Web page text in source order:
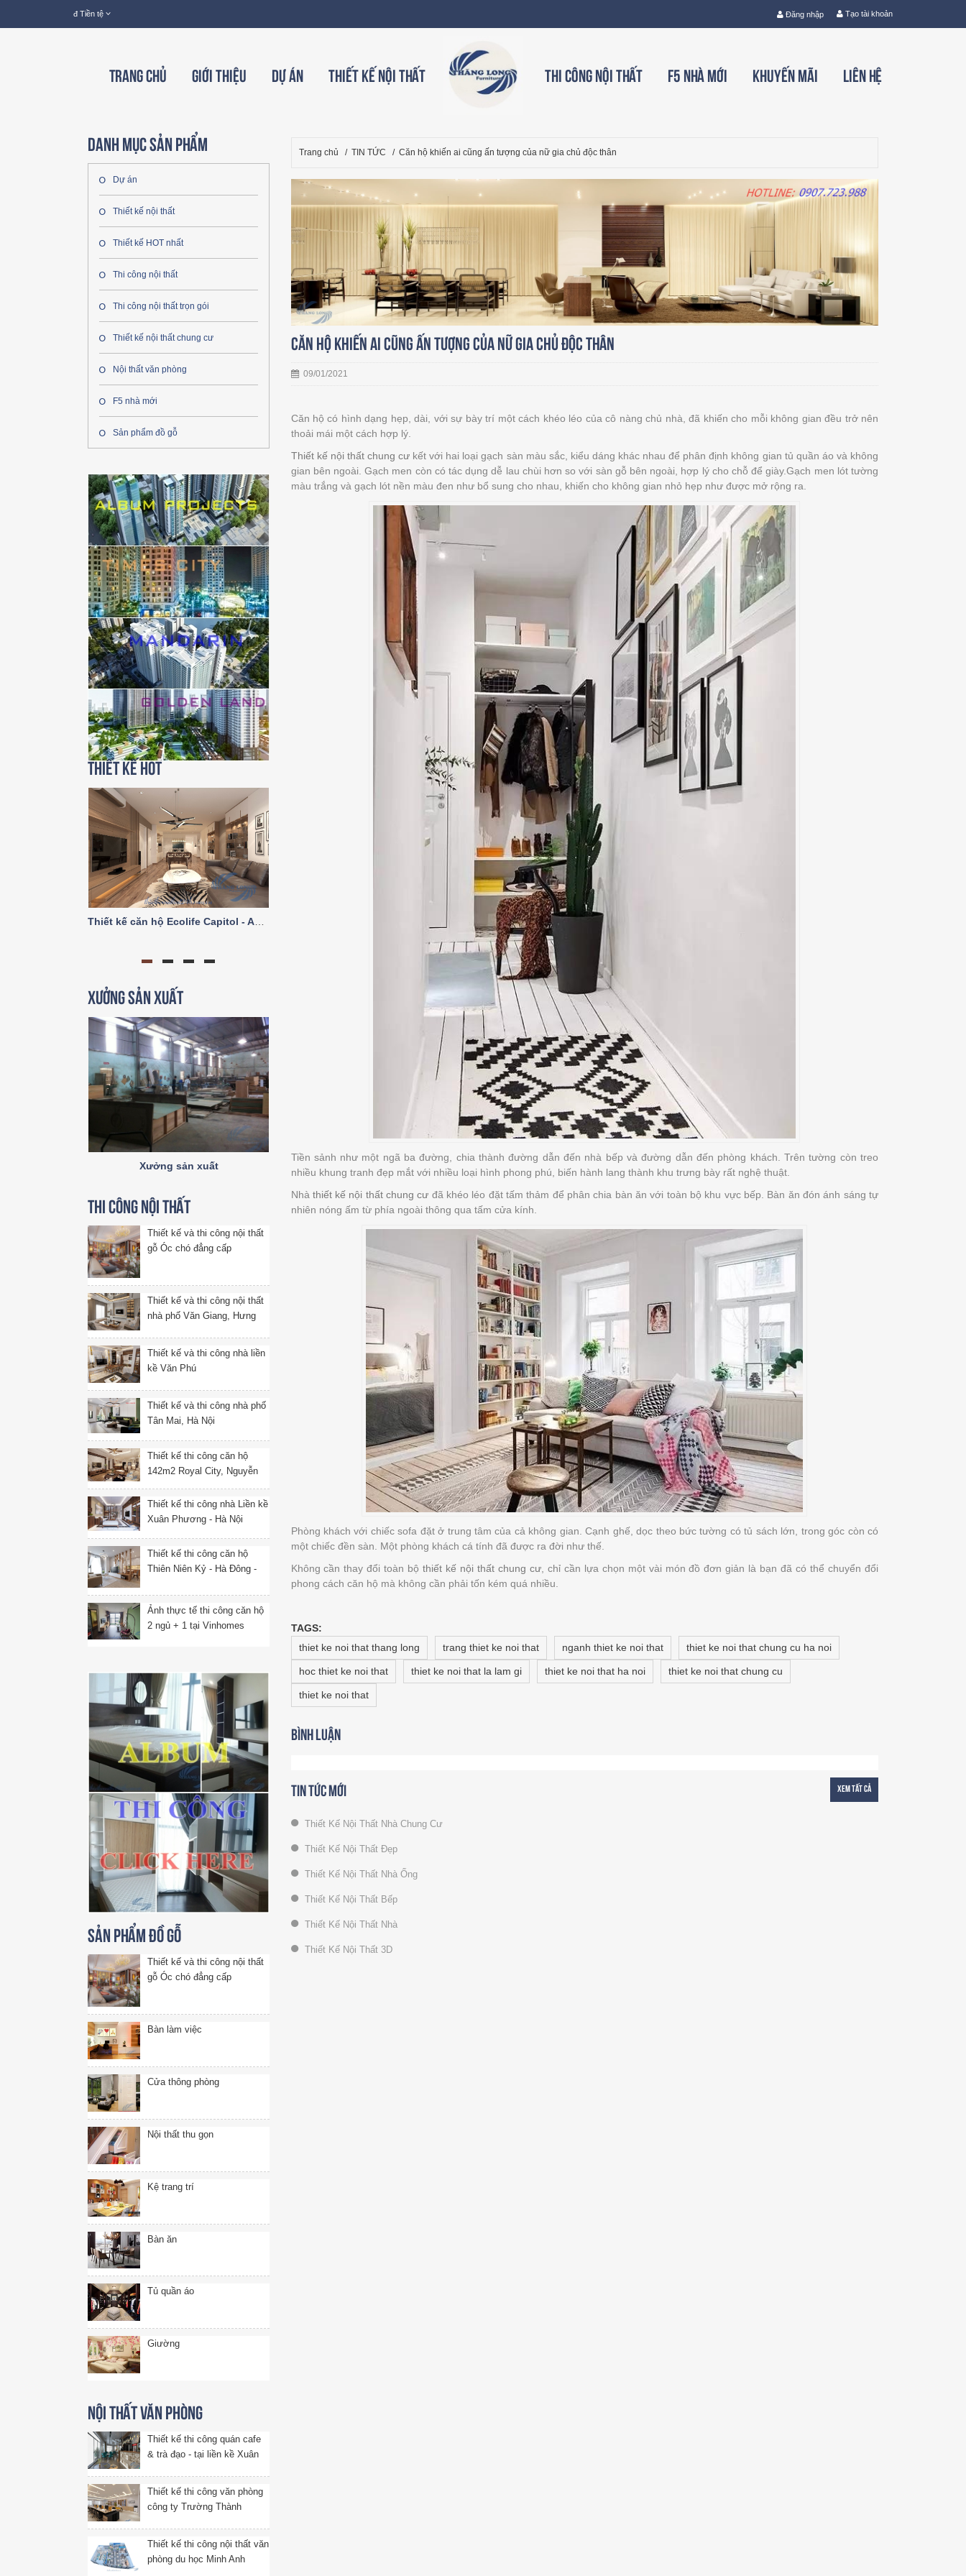
đ Tiền tệ Đăng nhập Tạo tài khoản
Trang chủ Giới thiệu Dự án Thiết kế nội thất Thi công nội thất F5 nhà mới Khuyến mãi Liên hệ
Danh mục sản phẩm
Dự án
Thiết kế nội thất
Thiết kế HOT nhất
Thi công nội thất
Thi công nội thất trọn gói
Thiết kế nội thất chung cư
Nội thất văn phòng
F5 nhà mới
Sản phẩm đồ gỗ
Thiết kế HOT
Thiết kế căn hộ Ecolife Capitol - A2 trục số 03
Thiết kế nội thất căn 78m2 Goldmark city
Xưởng sản xuất
Xưởng sản xuất
Thi công nội thất
Thiết kế và thi công nội thất
gỗ Óc chó đẳng cấp
Thiết kế và thi công nội thất
nhà phố Văn Giang, Hưng
Thiết kế và thi công nhà liền
kề Văn Phú
Thiết kế và thi công nhà phố
Tân Mai, Hà Nội
Thiết kế thi công căn hộ
142m2 Royal City, Nguyễn
Thiết kế thi công nhà Liền kề
Xuân Phương - Hà Nội
Thiết kế thi công căn hộ
Thiên Niên Kỷ - Hà Đông -
Ảnh thực tế thi công căn hộ
2 ngủ + 1 tại Vinhomes
Sản phẩm đồ gỗ
Thiết kế và thi công nội thất
gỗ Óc chó đẳng cấp
Bàn làm việc
Cửa thông phòng
Nội thất thu gọn
Kệ trang trí
Bàn ăn
Tủ quần áo
Giường
Nội thất văn phòng
Thiết kế thi công quán cafe
& trà đạo - tại liền kề Xuân
Thiết kế thi công văn phòng
công ty Trường Thành
Thiết kế thi công nội thất văn
phòng du học Minh Anh
Trang chủ / TIN TỨC / Căn hộ khiến ai cũng ấn tượng của nữ gia chủ độc thân
Căn hộ khiến ai cũng ấn tượng của nữ gia chủ độc thân
09/01/2021
Căn hộ có hình dạng hẹp, dài, với sự bày trí một cách khéo léo của cô nàng chủ nhà, đã khiến cho mỗi không gian đều trở nên
thoải mái một cách hợp lý.
Thiết kế nội thất chung cưkết với hai loại gạch sàn màu sắc, kiểu dáng khác nhau để phân định không gian tủ quần áo và không
gian bên ngoài. Gạch men còn có tác dụng dễ lau chùi hơn so với sàn gỗ bên ngoài, hợp lý cho chỗ để giày.Gạch men lót tường
màu trắng và gạch lót nền màu đen như bổ sung cho nhau, khiến cho không gian nhỏ hẹp như được mở rộng ra.
Tiền sảnh như một ngã ba đường, chia thành đường dẫn đến nhà bếp và đường dẫn đến phòng khách. Trên tường còn treo
nhiều khung tranh đẹp mắt với nhiều loại hình phong phú, biến hành lang thành khu trưng bày rất nghệ thuật.
Nhà thiết kế nội thất chung cư đã khéo léo đặt tấm thảm để phân chia bàn ăn với toàn bộ khu vực bếp. Bàn ăn đón ánh sáng tự
nhiên nóng ấm từ phía ngoài thông qua tấm cửa kính.
Phòng khách với chiếc sofa đặt ở trung tâm của cả không gian. Cạnh ghế, dọc theo bức tường có tủ sách lớn, trong góc còn có
một chiếc đền sàn. Một phòng khách cá tính đã được ra đời như thế.
Không cần thay đổi toàn bộthiết kế nội thất chung cư, chỉ cần lựa chọn một vài món đồ đơn giản là bạn đã có thể chuyển đổi
phong cách căn hộ mà không cần phải tốn kém quá nhiều.
TAGS:
thiet ke noi that thang long
trang thiet ke noi that nganh thiet ke noi that thiet ke noi that chung cu ha noi
hoc thiet ke noi that thiet ke noi that la lam gi thiet ke noi that ha noi thiet ke noi that chung cu
thiet ke noi that
Bình luận
Tin tức mới Xem tất cả
Thiết Kế Nội Thất Nhà Chung Cư
Thiết Kế Nội Thất Đẹp
Thiết Kế Nội Thất Nhà Ống
Thiết Kế Nội Thất Bếp
Thiết Kế Nội Thất Nhà
Thiết Kế Nội Thất 3D